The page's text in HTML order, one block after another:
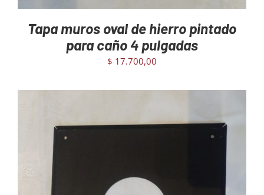
Tapa muros oval de hierro pintado
para caño 4 pulgadas
$ 17.700,00